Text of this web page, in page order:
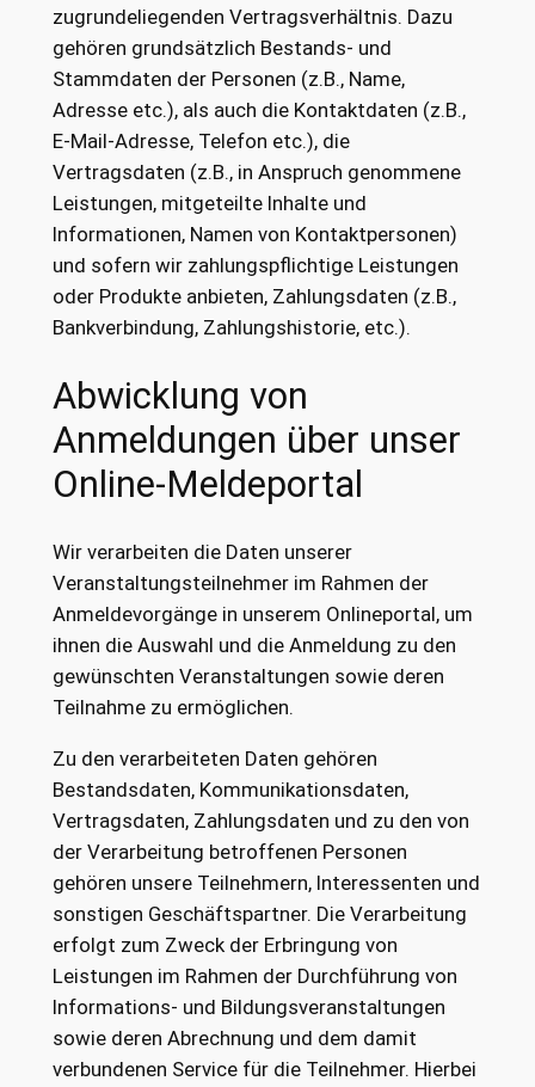
zugrundeliegenden Vertragsverhältnis. Dazu
gehören grundsätzlich Bestands- und
Stammdaten der Personen (z.B., Name,
Adresse etc.), als auch die Kontaktdaten (z.B.,
E-Mail-Adresse, Telefon etc.), die
Vertragsdaten (z.B., in Anspruch genommene
Leistungen, mitgeteilte Inhalte und
Informationen, Namen von Kontaktpersonen)
und sofern wir zahlungspflichtige Leistungen
oder Produkte anbieten, Zahlungsdaten (z.B.,
Bankverbindung, Zahlungshistorie, etc.).
Abwicklung von
Anmeldungen über unser
Online-Meldeportal
Wir verarbeiten die Daten unserer
Veranstaltungsteilnehmer im Rahmen der
Anmeldevorgänge in unserem Onlineportal, um
ihnen die Auswahl und die Anmeldung zu den
gewünschten Veranstaltungen sowie deren
Teilnahme zu ermöglichen.
Zu den verarbeiteten Daten gehören
Bestandsdaten, Kommunikationsdaten,
Vertragsdaten, Zahlungsdaten und zu den von
der Verarbeitung betroffenen Personen
gehören unsere Teilnehmern, Interessenten und
sonstigen Geschäftspartner. Die Verarbeitung
erfolgt zum Zweck der Erbringung von
Leistungen im Rahmen der Durchführung von
Informations- und Bildungsveranstaltungen
sowie deren Abrechnung und dem damit
verbundenen Service für die Teilnehmer. Hierbei